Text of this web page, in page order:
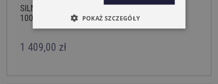
SILNIK DO ROLET SOMFY ALTUS 60 RTS RADIO
100NM/12
1 409,00 zł
POKAŻ SZCZEGÓŁY